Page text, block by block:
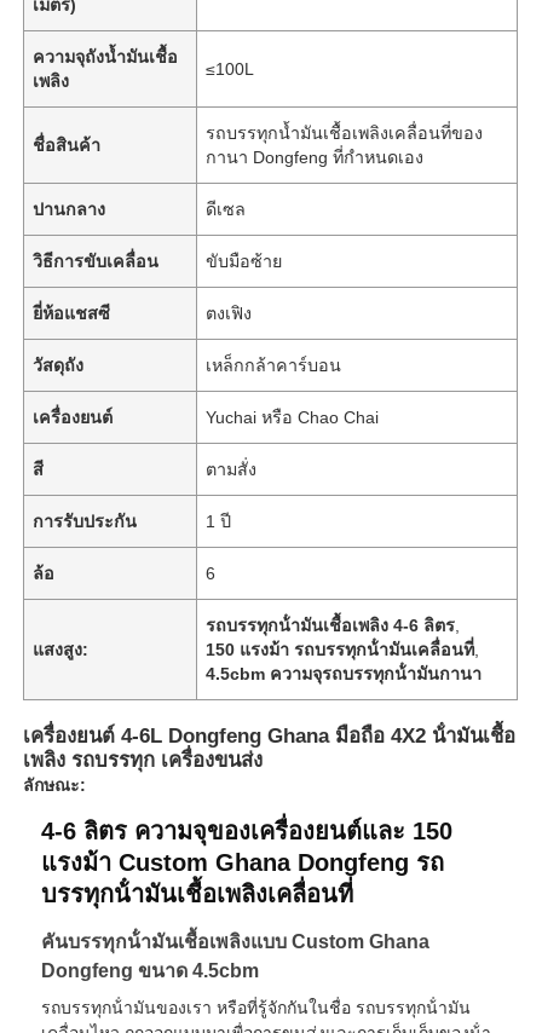
ผลิตภัณฑ์
ทัวร์โรงงาน
ข่าว
ทุกกรณี
ขออ้าง
รถถถัง Semi Trailer
เมตร)
ความจุถังน้ำมันเชื้อ
เพลิง
≤100L
ชื่อสินค้า
รถบรรทุกน้ำมันเชื้อเพลิงเคลื่อนที่ของ
กานา Dongfeng ที่กำหนดเอง
ปานกลาง ดีเซล
วิธีการขับเคลื่อน ขับมือซ้าย
ยี่ห้อแชสซี ตงเฟิง
วัสดุถัง เหล็กกล้าคาร์บอน
เครื่องยนต์ Yuchai หรือ Chao Chai
สี ตามสั่ง
การรับประกัน 1 ปี
ล้อ 6
แสงสูง:
รถบรรทุกน้ํามันเชื้อเพลิง 4-6 ลิตร
150 แรงม้า รถบรรทุกน้ํามันเคลื่อนที่
4.5cbm ความจุรถบรรทุกน้ํามันกานา
เครื่องยนต์ 4-6L Dongfeng Ghana มือถือ 4X2 น้ํามันเชื้อ
เพลิง รถบรรทุก เครื่องขนส่ง
ลักษณะ:
4-6 ลิตร ความจุของเครื่องยนต์และ 150
แรงม้า Custom Ghana Dongfeng รถ
บรรทุกน้ํามันเชื้อเพลิงเคลื่อนที่
คันบรรทุกน้ํามันเชื้อเพลิงแบบ Custom Ghana
Dongfeng ขนาด 4.5cbm
รถบรรทุกน้ํามันของเรา หรือที่รู้จักกันในชื่อ รถบรรทุกน้ํามัน